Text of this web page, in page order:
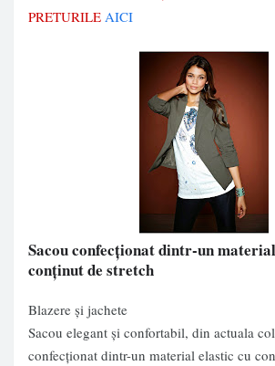
PRETURILE AICI
Sacou confecţionat dintr-un
conţinut de stretch
Blazere și jachete
Sacou elegant şi confortabil, din actuala
confecţionat dintr-un material elastic cu